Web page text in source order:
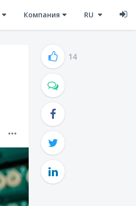
Компания RU
14